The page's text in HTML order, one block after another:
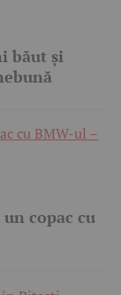
băut și
copac cu